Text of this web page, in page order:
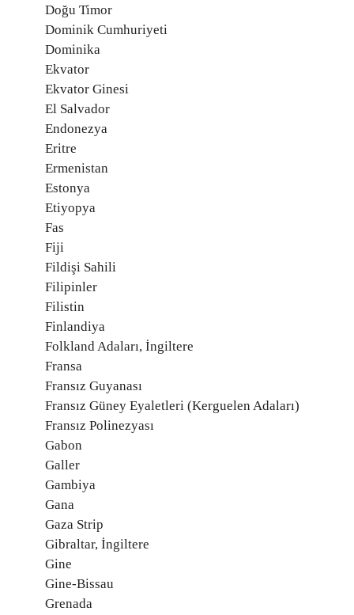
Doğu Timor
Dominik Cumhuriyeti
Dominika
Ekvator
Ekvator Ginesi
El Salvador
Endonezya
Eritre
Ermenistan
Estonya
Etiyopya
Fas
Fiji
Fildişi Sahili
Filipinler
Filistin
Finlandiya
Folkland Adaları, İngiltere
Fransa
Fransız Guyanası
Fransız Güney Eyaletleri (Kerguelen Adaları)
Fransız Polinezyası
Gabon
Galler
Gambiya
Gana
Gaza Strip
Gibraltar, İngiltere
Gine
Gine-Bissau
Grenada